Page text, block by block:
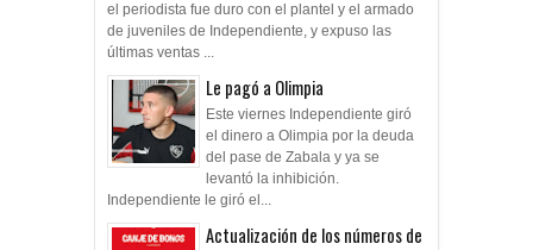
el periodista fue duro con el plantel y el armado
de juveniles de Independiente, y expuso las
últimas ventas ...
Le pagó a Olimpia
Este viernes Independiente giró
el dinero a Olimpia por la deuda
del pase de Zabala y ya se
levantó la inhibición.
Independiente le giró el...
Actualización de los números de